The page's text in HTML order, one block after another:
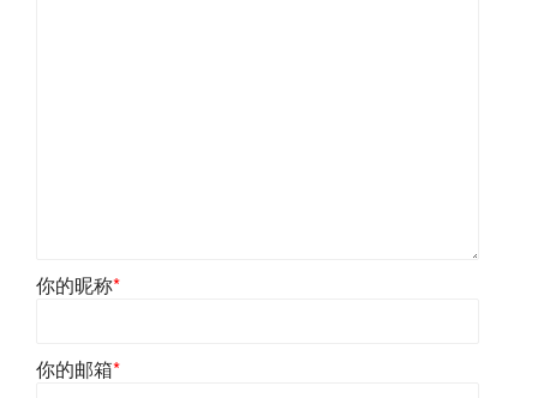
你的昵称*
你的邮箱*